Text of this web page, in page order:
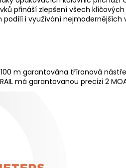
přináší zlepšení všech
i využívání
100 m garantována tříranová
má garantovanou precizi 2